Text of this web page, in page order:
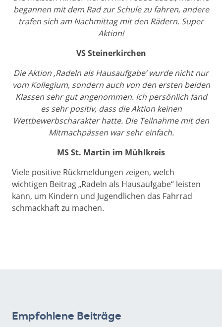
begannen mit dem Rad zur Schule zu fahren, andere
trafen sich am Nachmittag mit den Rädern. Super
Aktion!
VS Steinerkirchen
Die Aktion ‚Radeln als Hausaufgabe‘ wurde nicht nur
vom Kollegium, sondern auch von den ersten beiden
Klassen sehr gut angenommen. Ich persönlich fand
es sehr positiv, dass die Aktion keinen
Wettbewerbscharakter hatte. Die Teilnahme mit den
Mitmachpässen war sehr einfach.
MS St. Martin im Mühlkreis
Viele positive Rückmeldungen zeigen, welch
wichtigen Beitrag „Radeln als Hausaufgabe“ leisten
kann, um Kindern und Jugendlichen das Fahrrad
schmackhaft zu machen.
Empfohlene Beiträge